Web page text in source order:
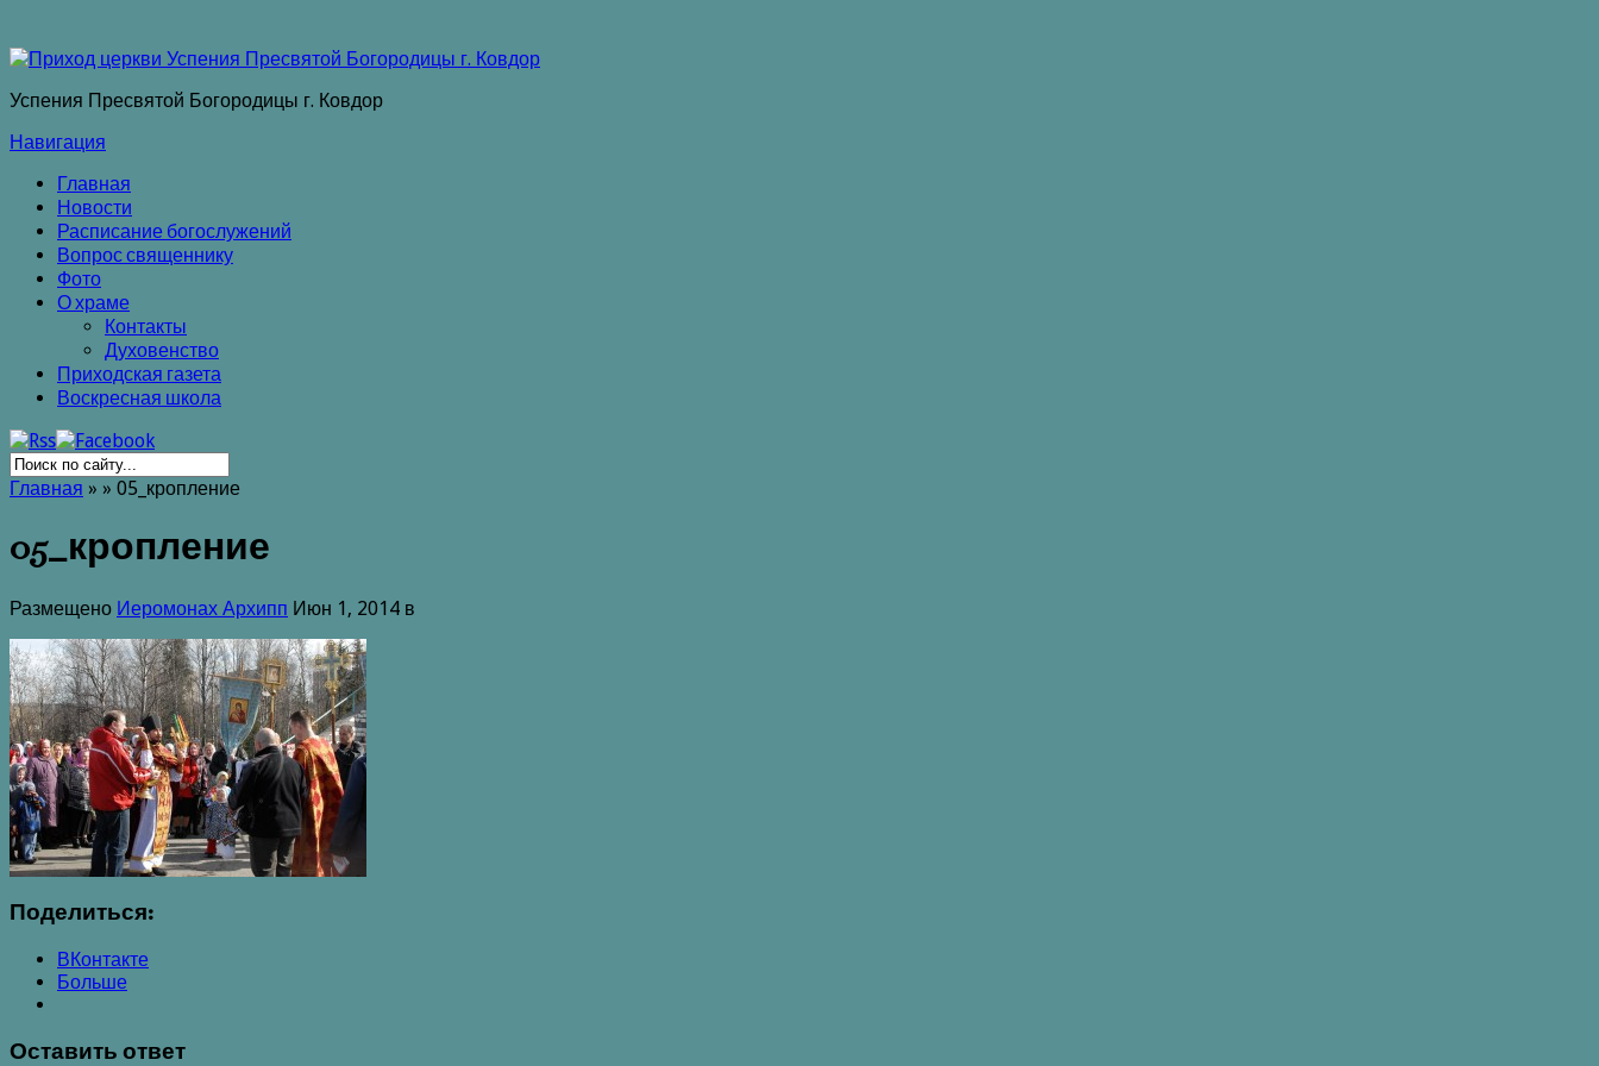
Успения Пресвятой Богородицы г. Ковдор
Навигация
Главная
Новости
Расписание богослужений
Вопрос священнику
Фото
О храме
Контакты
Духовенство
Приходская газета
Воскресная школа
Главная » » 05_кропление
05_кропление
Размещено Иеромонах Архипп Июн 1, 2014 в
Поделиться:
ВКонтакте
Больше
Оставить ответ